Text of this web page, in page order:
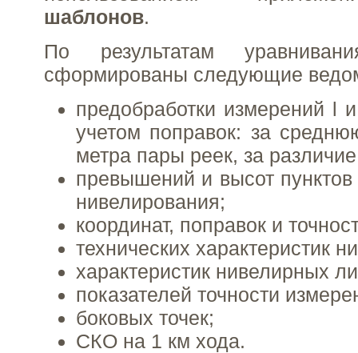
шаблонов.
По результатам
сформированы следующие
предобработки измерений l
учетом поправок: за
метра пары реек, за
превышений и высот
нивелирования;
координат, поправок и
технических характеристик
характеристик нивелирных
показателей точности
боковых точек;
СКО на 1 км хода.